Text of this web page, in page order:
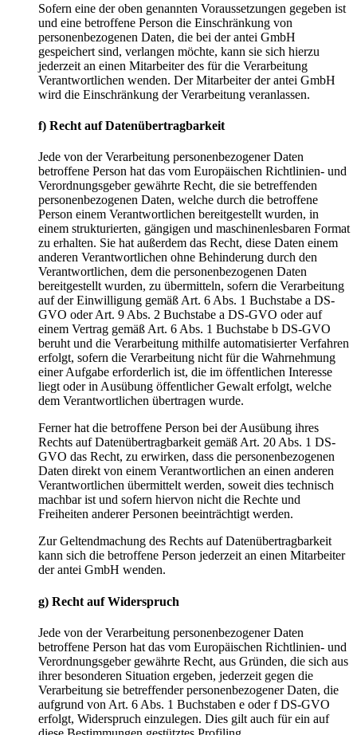
Sofern eine der oben genannten Voraussetzungen gegeben ist
und eine betroffene Person die Einschränkung von
personenbezogenen Daten, die bei der antei GmbH
gespeichert sind, verlangen möchte, kann sie sich hierzu
jederzeit an einen Mitarbeiter des für die Verarbeitung
Verantwortlichen wenden. Der Mitarbeiter der antei GmbH
wird die Einschränkung der Verarbeitung veranlassen.
f) Recht auf Datenübertragbarkeit
Jede von der Verarbeitung personenbezogener Daten
betroffene Person hat das vom Europäischen Richtlinien- und
Verordnungsgeber gewährte Recht, die sie betreffenden
personenbezogenen Daten, welche durch die betroffene
Person einem Verantwortlichen bereitgestellt wurden, in
einem strukturierten, gängigen und maschinenlesbaren Format
zu erhalten. Sie hat außerdem das Recht, diese Daten einem
anderen Verantwortlichen ohne Behinderung durch den
Verantwortlichen, dem die personenbezogenen Daten
bereitgestellt wurden, zu übermitteln, sofern die Verarbeitung
auf der Einwilligung gemäß Art. 6 Abs. 1 Buchstabe a DS-
GVO oder Art. 9 Abs. 2 Buchstabe a DS-GVO oder auf
einem Vertrag gemäß Art. 6 Abs. 1 Buchstabe b DS-GVO
beruht und die Verarbeitung mithilfe automatisierter Verfahren
erfolgt, sofern die Verarbeitung nicht für die Wahrnehmung
einer Aufgabe erforderlich ist, die im öffentlichen Interesse
liegt oder in Ausübung öffentlicher Gewalt erfolgt, welche
dem Verantwortlichen übertragen wurde.
Ferner hat die betroffene Person bei der Ausübung ihres
Rechts auf Datenübertragbarkeit gemäß Art. 20 Abs. 1 DS-
GVO das Recht, zu erwirken, dass die personenbezogenen
Daten direkt von einem Verantwortlichen an einen anderen
Verantwortlichen übermittelt werden, soweit dies technisch
machbar ist und sofern hiervon nicht die Rechte und
Freiheiten anderer Personen beeinträchtigt werden.
Zur Geltendmachung des Rechts auf Datenübertragbarkeit
kann sich die betroffene Person jederzeit an einen Mitarbeiter
der antei GmbH wenden.
g) Recht auf Widerspruch
Jede von der Verarbeitung personenbezogener Daten
betroffene Person hat das vom Europäischen Richtlinien- und
Verordnungsgeber gewährte Recht, aus Gründen, die sich aus
ihrer besonderen Situation ergeben, jederzeit gegen die
Verarbeitung sie betreffender personenbezogener Daten, die
aufgrund von Art. 6 Abs. 1 Buchstaben e oder f DS-GVO
erfolgt, Widerspruch einzulegen. Dies gilt auch für ein auf